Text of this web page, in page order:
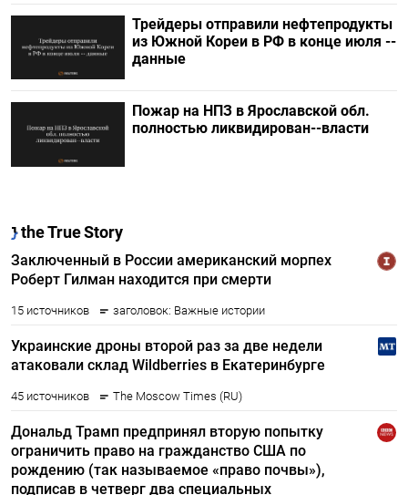
Трейдеры отправили нефтепродукты
из Южной Кореи в РФ в конце июля --
данные
Пожар на НПЗ в Ярославской обл.
полностью ликвидирован--власти